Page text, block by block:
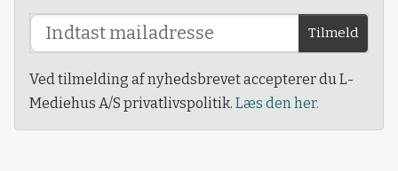
Tilmeld
Ved tilmelding af nyhedsbrevet accepterer du L-
Mediehus A/S privatlivspolitik. Læs den her.